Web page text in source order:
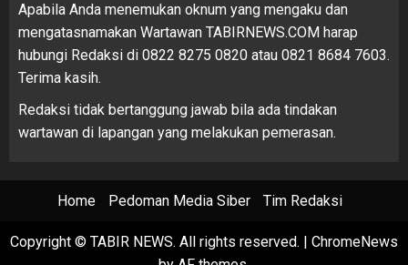
Apabila Anda menemukan oknum yang mengaku dan
mengatasnamakan Wartawan TABIRNEWS.COM harap
hubungi Redaksi di 0822 8275 0820 atau 0821 8684 7603.
Terima kasih.
Redaksi tidak bertanggung jawab bila ada tindakan
wartawan di lapangan yang melakukan pemerasan.
Home Pedoman Media Siber Tim Redaksi
Copyright © TABIR NEWS. All rights reserved.
ChromeNews